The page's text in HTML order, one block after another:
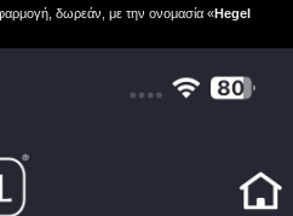
δωρεάν, με την ονομασία «Hegel